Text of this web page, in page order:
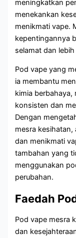
meningkatkan
menekankan
menikmati vape.
kepentingannya
selamat dan
Pod vape yang
ia membantu
kimia berbahaya,
konsisten dan
Dengan
mesra kesihatan,
dan menikmati
tambahan yang
menggunakan
perubahan.
Faedah
Pod vape mesra
dan